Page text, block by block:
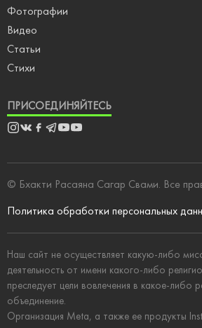
Фотографии
Видео
Статьи
Стихи
ПРИСОЕДИНЯЙТЕСЬ
Instagram
Vkontakte
Facebook
Telegram
YoutubeYoutube
© Бхакти Расаяна Сагар Свами. Все
Политика обработки персональных
Наш сайт не осуществляет какую-либо
деятельность от имени какого-либо
преследует цели вовлечения в какое-либо
объединение.
Организация Meta, а также ее продукты